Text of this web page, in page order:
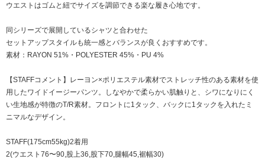
ウエストはゴムと紐でサイズを調節できる楽な履き心地です。
同シリーズで展開しているシャツと合わせた
セットアップスタイルも統一感とバランスが良くおすすめです。
素材：RAYON 51%・POLYESTER 45%・PU 4%
【STAFFコメント】レーヨン×ポリエステル素材でストレッチ性のある素材を使
用したワイドイージーパンツ。しなやかで柔らかい肌触りと、シワになりにく
い生地感が特徴のT/R素材。フロントに1タック、バックに1タックを入れたミ
ニマルなデザイン。
STAFF(175cm55kg)2着用
2(ウエスト76〜90,股上36,股下70,腿幅45,裾幅30)